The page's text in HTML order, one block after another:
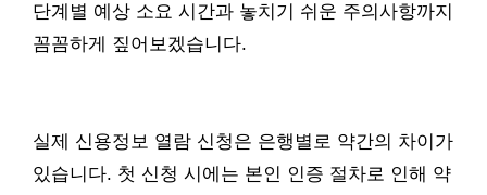
단계별 예상 소요 시간과 놓치기 쉬운 주의사항까지
꼼꼼하게 짚어보겠습니다.
실제 신용정보 열람 신청은 은행별로 약간의 차이가
있습니다. 첫 신청 시에는 본인 인증 절차로 인해 약